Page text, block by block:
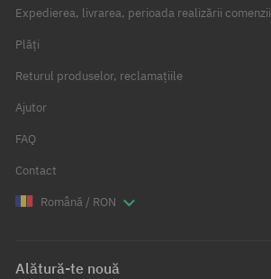
Expedierea, livrarea, perioada realizării comenzii
Plăți
Returul produselor, reclamațiile
Ajutor
FAQ
Contact
Română / RON
Alătură-te nouă